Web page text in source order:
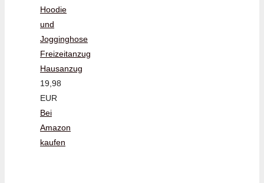
Hoodie
und
Jogginghose
Freizeitanzug
Hausanzug
19,98
EUR
Bei
Amazon
kaufen